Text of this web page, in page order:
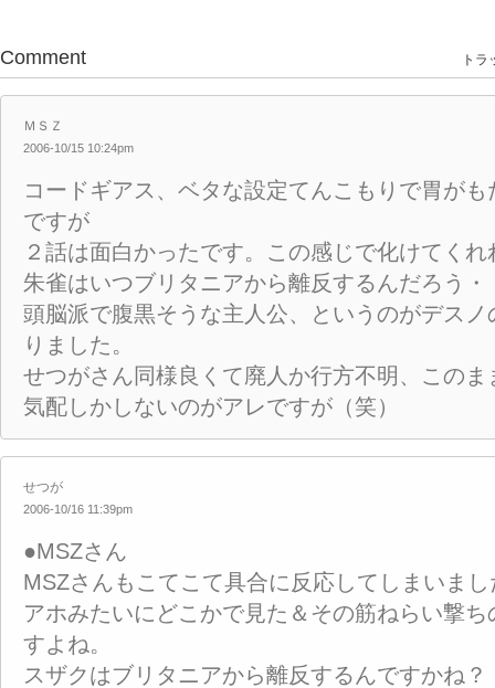
Comment トラ
ＭＳＺ
2006-10/15 10:24pm
コードギアス、ベタな設定てんこもりで胃が
ですが
２話は面白かったです。この感じで化けてく
朱雀はいつブリタニアから離反するんだろう・
頭脳派で腹黒そうな主人公、というのがデス
りました。
せつがさん同様良くて廃人か行方不明、この
気配しかしないのがアレですが（笑）
せつが
2006-10/16 11:39pm
●MSZさん
MSZさんもこてこて具合に反応してしまいま
アホみたいにどこかで見た＆その筋ねらい撃
すよね。
スザクはブリタニアから離反するんですかね